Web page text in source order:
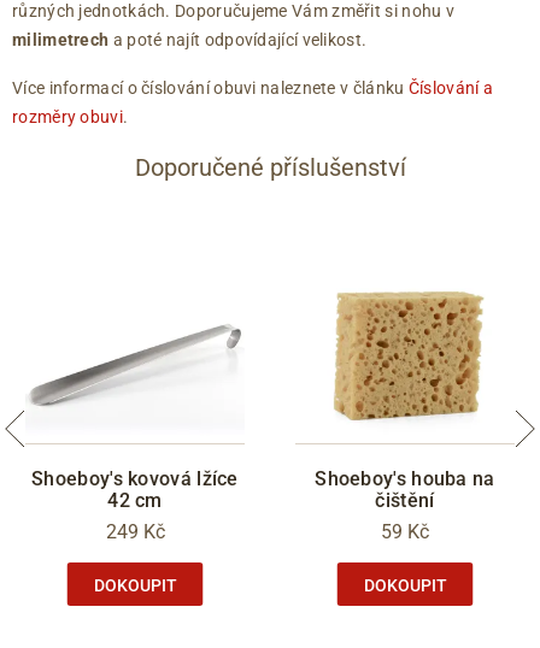
různých jednotkách. Doporučujeme Vám změřit si nohu v
milimetrech a poté najít odpovídající velikost.
Více informací o číslování obuvi naleznete v článku Číslování a
rozměry obuvi.
Doporučené příslušenství
Shoeboy's kovová lžíce
42 cm
249 Kč
DOKOUPIT
Shoeboy's houba na
čištění
59 Kč
DOKOUPIT